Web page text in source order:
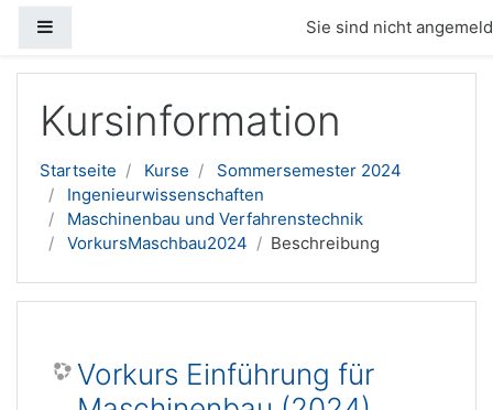
Sie sind nicht
Kursinformation
Startseite Kurse
Sommersemester 2024
Ingenieurwissenschaften
Maschinenbau und Verfahrenstechnik
VorkursMaschbau2024
Beschreibung
Vorkurs Einführung für